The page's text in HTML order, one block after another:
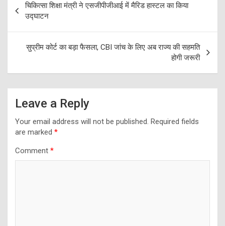
navigation
चिकित्सा शिक्षा मंत्री ने एसजीपीजीआई में मैरिड हास्टल का किया
उद्घाटन
सुप्रीम कोर्ट का बड़ा फैसला, CBI जांच के लिए अब राज्य की सहमति
होगी जरूरी
Leave a Reply
Your email address will not be published. Required fields
are marked *
Comment *